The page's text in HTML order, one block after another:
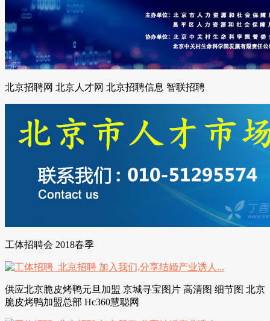
北京招聘网 北京人才网 北京招聘信息 智联招聘
工体招聘会 2018春季
供应北京脆皮烤鸭元旦加盟 京城寻宝图片 高清图 细节图 北京
脆皮烤鸭加盟总部 Hc360慧聪网